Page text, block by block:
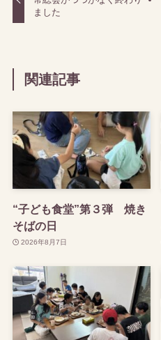
ました
関連記事
“子ども食堂”第３弾 焼き
そばの日
2026年8月7日